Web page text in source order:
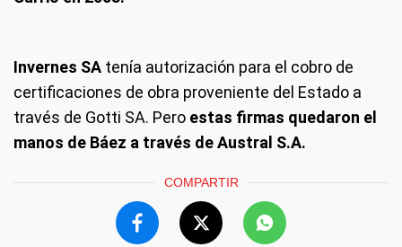
Invernes SA tenía autorización para el cobro de
certificaciones de obra proveniente del Estado a
través de Gotti SA. Pero estas firmas quedaron el
manos de Báez a través de Austral S.A.
COMPARTIR